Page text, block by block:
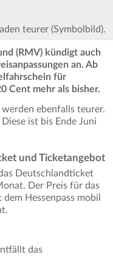
teurer (Symbolbild).
(RMV) kündigt auch
an. Ab
für
Cent mehr als bisher.
ebenfalls teurer.
ist bis Ende Juni
und Ticketangebot
Deutschlandticket
Der Preis für das
Hessenpass mobil
das